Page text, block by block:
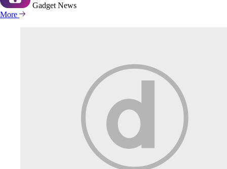
Gadget News
More